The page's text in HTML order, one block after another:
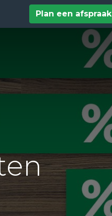
Plan een afspraak